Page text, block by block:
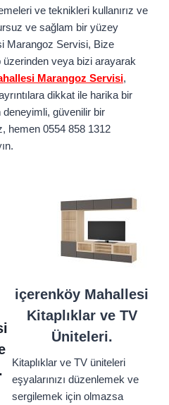
ve teknikleri kullanırız ve
ve sağlam bir yüzey
Marangoz Servisi, Bize
veya bizi arayarak
Marangoz Servisi,
dikkat ile harika bir
güvenilir bir
hemen 0554 858 1312
içerenköy Mahallesi
Kitaplıklar ve TV
Üniteleri.
Kitaplıklar ve TV üniteleri
eşyalarınızı düzenlemek ve
sergilemek için olmazsa